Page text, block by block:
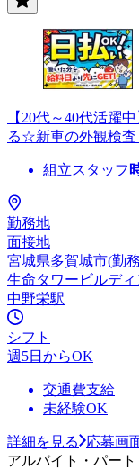
【20代～40代活躍
る☆新車の外観検査
組立スタッフ
勤務地
面接地
宮城県多賀城市(勤
生命タワービルデ
中野栄駅
シフト
週5日からOK
交通費支給
未経験OK
詳細を見る
応募画
アルバイト・パート